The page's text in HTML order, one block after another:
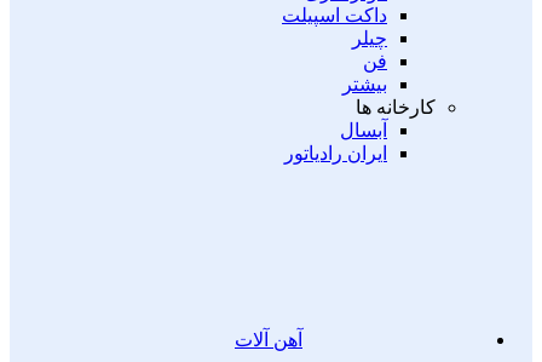
داکت اسپیلت
چیلر
فن
بیشتر
کارخانه ها
آبسال
ایران رادیاتور
آهن آلات